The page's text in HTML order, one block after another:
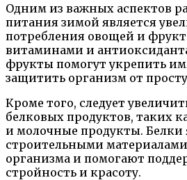
Одним из важных аспектов
питания зимой является
потребления овощей и
витаминами и
фрукты помогут укрепить
защитить организм от
Кроме того, следует
белковых продуктов, таких
и молочные продукты. Белки
строительными
организма и помогают
стройность и красоту.